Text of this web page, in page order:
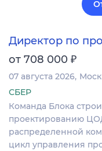
Директор по
от 708 000 ₽
07 августа 2026
СБЕР
Команда Блока
проектированию
распределенной
цикл управления